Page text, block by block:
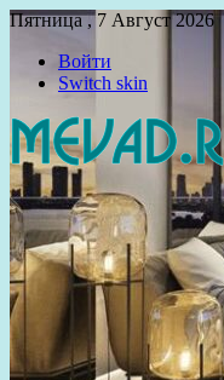
Пятница , 7 Август 2026
Войти
Switch skin